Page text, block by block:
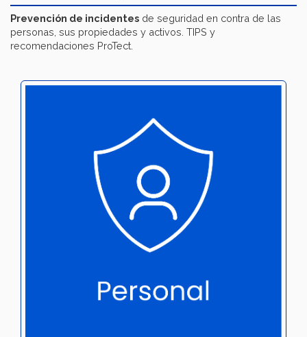
Prevención de incidentes de seguridad en contra de las
personas, sus propiedades y activos. TIPS y
recomendaciones ProTect.